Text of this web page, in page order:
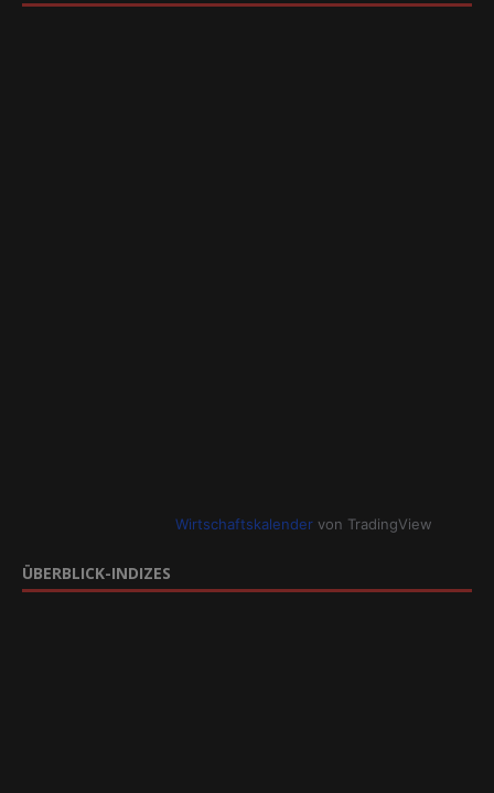
Wirtschaftskalendervon TradingView
ÜBERBLICK-INDIZES